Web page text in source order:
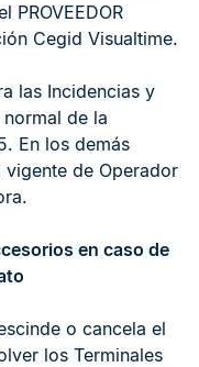
PROVEEDOR
Cegid Visualtime.
las Incidencias y
de la
En los demás
de Operador
en caso de
o cancela el
los Terminales